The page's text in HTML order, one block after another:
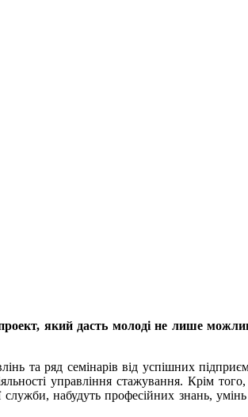
який дасть молоді не лише
та ряд семінарів від успішних
управління стажування. Крім
набудуть професійних знань,